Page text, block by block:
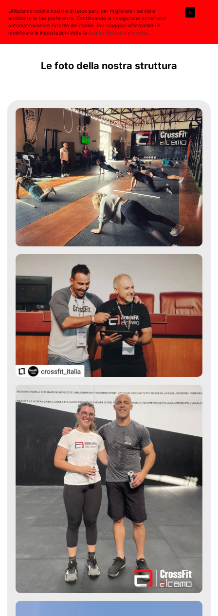
Le foto della nostra struttura
Utilizziamo cookie nostri e di terze parti per migliorare i servizi e
analizzare le tue preferenze. Continuando la navigazione accetterai
automaticamente l’utilizzo dei cookie. Per maggiori informazioni e
modificare le impostazioni visita lapagina dedicata ai cookie
X